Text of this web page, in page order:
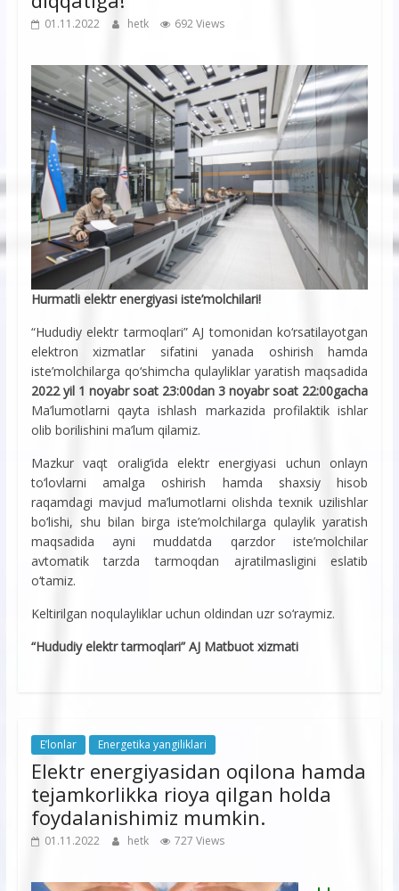
01.11.2022 hetk 692 Views
Hurmatli elektr energiyasi iste’molchilari!
“Hududiy elektr tarmoqlari” AJ tomonidan kо‘rsatilayotgan
elektron xizmatlar sifatini yanada oshirish hamda
iste’molchilarga qо‘shimcha qulayliklar yaratish maqsadida
2022 yil 1 noyabr soat 23:00dan 3 noyabr soat 22:00gacha
Ma’lumotlarni qayta ishlash markazida profilaktik ishlar
olib borilishini ma’lum qilamiz.
Mazkur vaqt oralig‘ida elektr energiyasi uchun onlayn
tо‘lovlarni amalga oshirish hamda shaxsiy hisob
raqamdagi mavjud ma’lumotlarni olishda texnik uzilishlar
bо‘lishi, shu bilan birga iste’molchilarga qulaylik yaratish
maqsadida ayni muddatda qarzdor iste’molchilar
avtomatik tarzda tarmoqdan ajratilmasligini eslatib
о‘tamiz.
Keltirilgan noqulayliklar uchun oldindan uzr sо‘raymiz.
“Hududiy elektr tarmoqlari” AJ Matbuot xizmati
E’lonlar Energetika yangiliklari
Elektr energiyasidan oqilona hamda
tejamkorlikka rioya qilgan holda
foydalanishimiz mumkin.
01.11.2022 hetk 727 Views